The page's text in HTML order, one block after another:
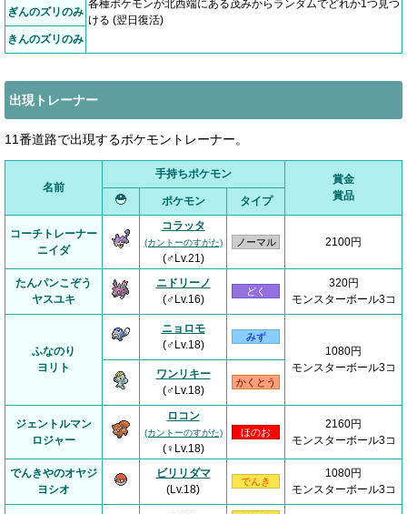
各種ポケモンが北西端にある茂みからランダムでどれか1つ見つ
ける (翌日復活)
ぎんのズリのみ
きんのズリのみ
出現トレーナー
11番道路で出現するポケモントレーナー。
名前
手持ちポケモン
賞金
賞品
ポケモン タイプ
コーチトレーナー
ニイダ
コラッタ
(カントーのすがた)
(♂Lv.21)
ノーマル 2100円
たんパンこぞう
ヤスユキ
ニドリーノ
(♂Lv.16)
どく
320円
モンスターボール3コ
ふなのり
ヨリト
ニョロモ
(♂Lv.18)
みず
1080円
モンスターボール3コ
ワンリキー
(♂Lv.18)
かくとう
ジェントルマン
ロジャー
ロコン
(カントーのすがた)
(♀Lv.18)
ほのお
2160円
モンスターボール3コ
でんきやのオヤジ
ヨシオ
ビリリダマ
(Lv.18)
でんき
1080円
モンスターボール3コ